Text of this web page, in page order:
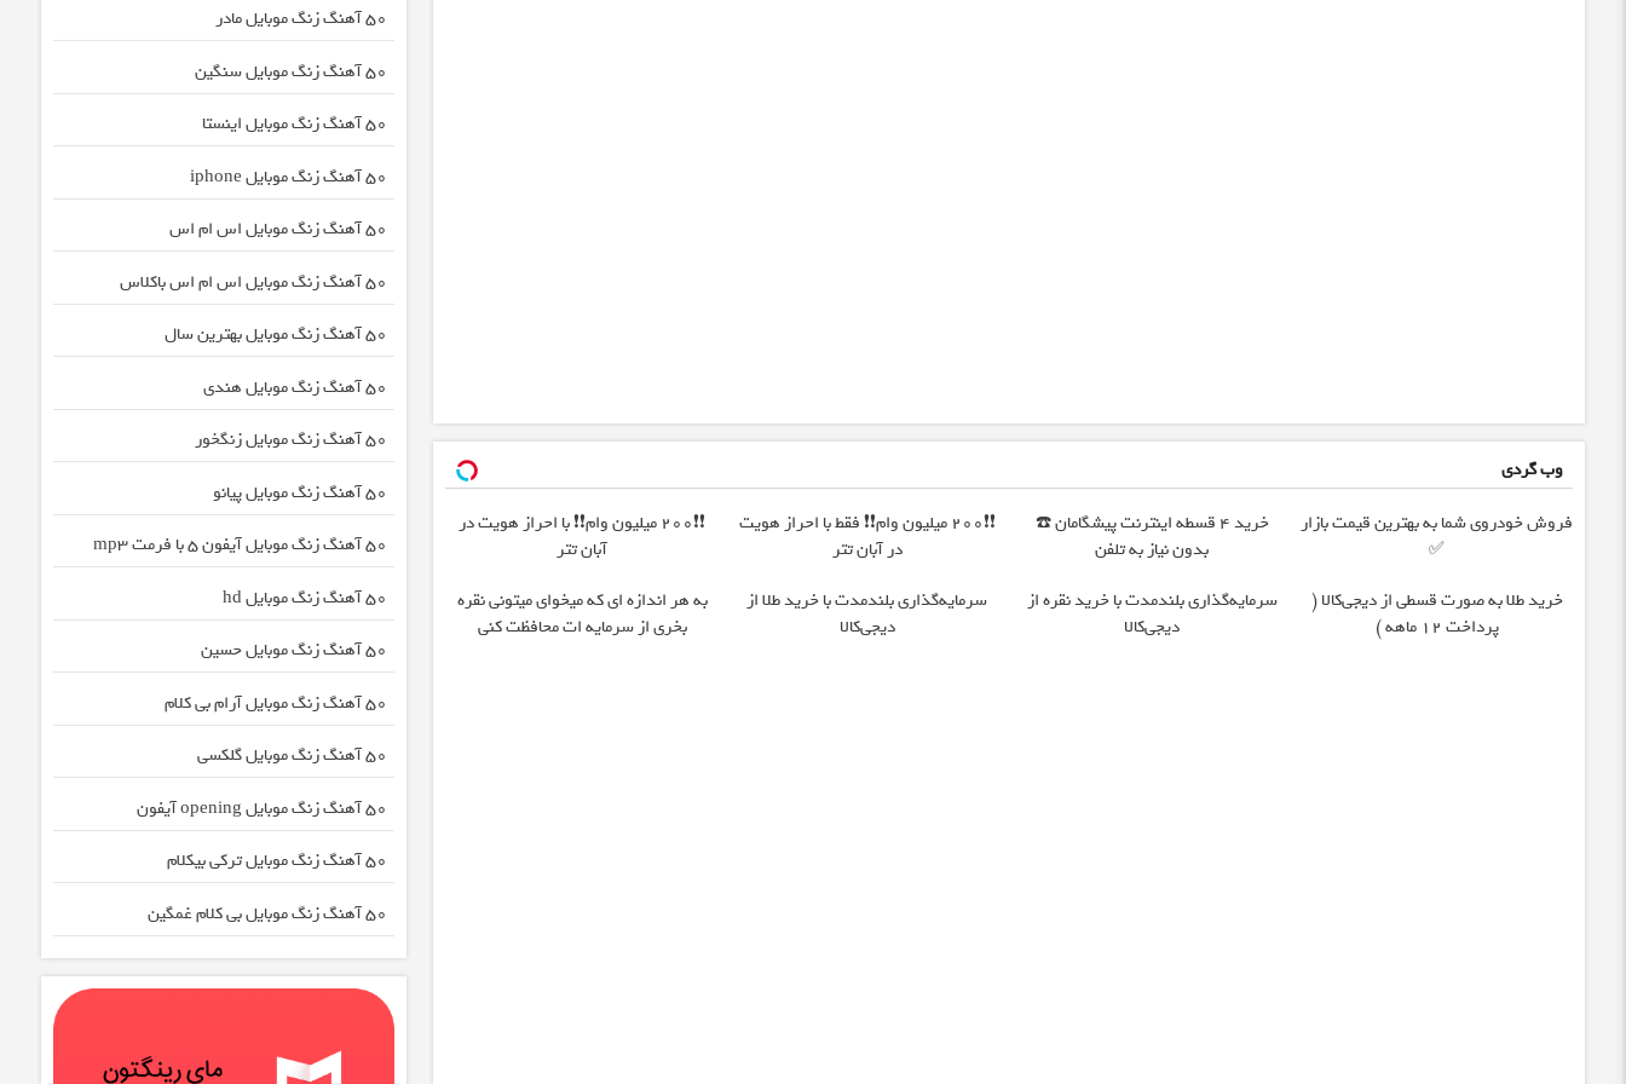
وب گردی
فروش خودروی شما به بهترین قیمت بازار
✅
خرید 4 قسطه اینترنت پیشگامان ☎️
بدون نیاز به تلفن
❗❗200 میلیون وام❗❗ فقط با احراز هویت
در آبان تتر
❗❗200 میلیون وام❗❗ با احراز هویت در
آبان تتر
خرید طلا به صورت قسطی از دیجی‌کالا (
پرداخت 12 ماهه )
سرمایه‌گذاری بلندمدت با خرید نقره از
دیجی‌کالا
سرمایه‌گذاری بلندمدت با خرید طلا از
دیجی‌کالا
به هر اندازه ای که میخوای میتونی نقره
بخری از سرمایه ات محافظت کنی
50 آهنگ زنگ موبایل مادر
50 آهنگ زنگ موبایل سنگین
50 آهنگ زنگ موبایل اینستا
50 آهنگ زنگ موبایل iphone
50 آهنگ زنگ موبایل اس ام اس
50 آهنگ زنگ موبایل اس ام اس باکلاس
50 آهنگ زنگ موبایل بهترین سال
50 آهنگ زنگ موبایل هندی
50 آهنگ زنگ موبایل زنگخور
50 آهنگ زنگ موبایل پیانو
50 آهنگ زنگ موبایل آیفون 5 با فرمت mp3
50 آهنگ زنگ موبایل hd
50 آهنگ زنگ موبایل حسین
50 آهنگ زنگ موبایل آرام بی کلام
50 آهنگ زنگ موبایل گلکسی
50 آهنگ زنگ موبایل opening آیفون
50 آهنگ زنگ موبایل ترکی بیکلام
50 آهنگ زنگ موبایل بی کلام غمگین